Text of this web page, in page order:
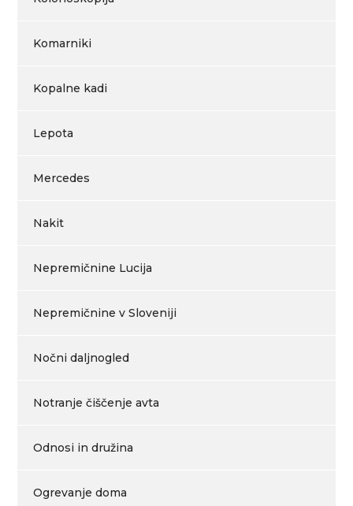
Komarniki
Kopalne kadi
Lepota
Mercedes
Nakit
Nepremičnine Lucija
Nepremičnine v Sloveniji
Nočni daljnogled
Notranje čiščenje avta
Odnosi in družina
Ogrevanje doma